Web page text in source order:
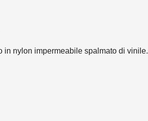
in nylon impermeabile spalmato di vinile.